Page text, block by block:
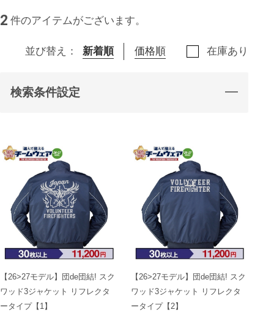
2 件のアイテムがございます。
並び替え： 新着順 価格順 在庫あり
検索条件設定
【26>27モデル】団de団結! スク
ワッド3ジャケット リフレクタ
ータイプ【1】
【26>27モデル】団de団結! スク
ワッド3ジャケット リフレクタ
ータイプ【2】